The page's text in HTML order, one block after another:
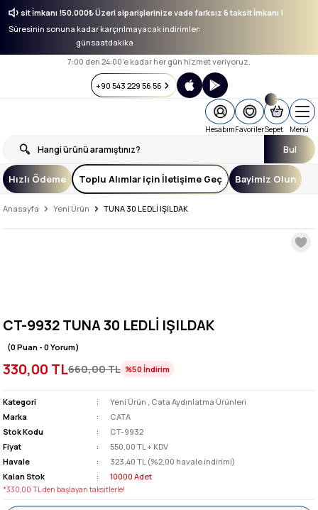
6 taksit İmkanı !50.000₺ Üzeri siparişlerinize vade farksız 6 taksit İmkanı !
Süresinin sonuna kadar karçırılmayacak indirimler:
günsaatdakika
7:00 den 24:00’e kadar her gün hizmet veriyoruz.
+90 543 229 56 56
Bul
HesabımFavorilerSepet Menü
Hızlı Ödeme Toplu Alımlar için İletişime Geç Bayimiz Olun
Anasayfa Yeni Ürün TUNA 30 LEDLİ IŞILDAK
CT-9932 TUNA 30 LEDLİ IŞILDAK
(0 Puan - 0 Yorum)
330,00 TL660,00 TL %50İndirim
Kategori Yeni Ürün , Cata Aydınlatma Ürünleri
Marka
CATA
Stok Kodu
CT-9932
Fiyat
550,00 TL + KDV
Havale
323,40 TL (%2,00 havale indirimi)
Kalan Stok
10000 Adet
*330,00 TL den başlayan taksitlerle!